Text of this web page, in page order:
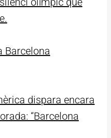
Barcelona
dispara encara
“Barcelona